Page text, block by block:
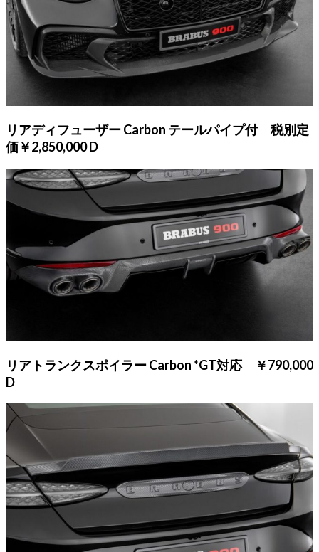
リアディフューザー Carbon テールパイプ付 税別定
価￥2,850,000 D
リアトランクスポイラー Carbon *GT対応 ￥790,000
D